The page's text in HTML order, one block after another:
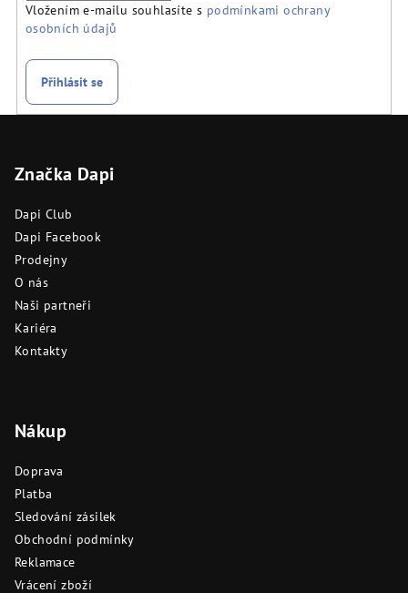
Vložením e-mailu souhlasíte s podmínkami ochrany
osobních údajů
Přihlásit se
Značka Dapi
Dapi Club
Dapi Facebook
Prodejny
O nás
Naši partneři
Kariéra
Kontakty
Nákup
Doprava
Platba
Sledování zásilek
Obchodní podmínky
Reklamace
Vrácení zboží